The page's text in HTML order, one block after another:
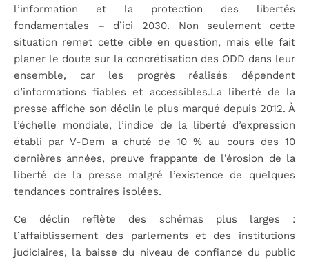
l’information et la protection des libertés
fondamentales – d’ici 2030. Non seulement cette
situation remet cette cible en question, mais elle fait
planer le doute sur la concrétisation des ODD dans leur
ensemble, car les progrès réalisés dépendent
d’informations fiables et accessibles.La liberté de la
presse affiche son déclin le plus marqué depuis 2012. À
l’échelle mondiale, l’indice de la liberté d’expression
établi par V-Dem a chuté de 10 % au cours des 10
dernières années, preuve frappante de l’érosion de la
liberté de la presse malgré l’existence de quelques
tendances contraires isolées.
Ce déclin reflète des schémas plus larges :
l’affaiblissement des parlements et des institutions
judiciaires, la baisse du niveau de confiance du public